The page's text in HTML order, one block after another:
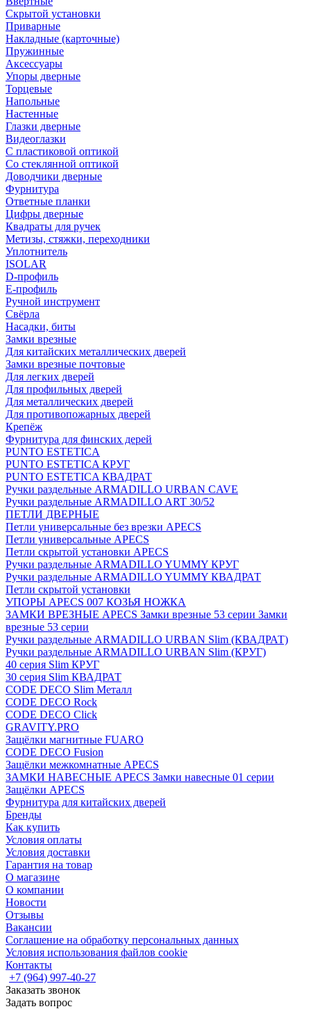
Скрытой установки
Приварные
Накладные (карточные)
Пружинные
Аксессуары
Упоры дверные
Торцевые
Напольные
Настенные
Глазки дверные
Видеоглазки
С пластиковой оптикой
Со стеклянной оптикой
Доводчики дверные
Фурнитура
Ответные планки
Цифры дверные
Квадраты для ручек
Метизы, стяжки, переходники
Уплотнитель
ISOLAR
D-профиль
Е-профиль
Ручной инструмент
Свёрла
Насадки, биты
Замки врезные
Для китайских металлических дверей
Замки врезные почтовые
Для легких дверей
Для профильных дверей
Для металлических дверей
Для противопожарных дверей
Крепёж
Фурнитура для финских дерей
PUNTO ESTETICA
PUNTO ESTETICA КРУГ
PUNTO ESTETICA КВАДРАТ
Ручки раздельные ARMADILLO URBAN CAVE
Ручки раздельные ARMADILLO ART 30/52
ПЕТЛИ ДВЕРНЫЕ
Петли универсальные без врезки APECS
Петли универсальные APECS
Петли скрытой установки APECS
Ручки раздельные ARMADILLO YUMMY КРУГ
Ручки раздельные ARMADILLO YUMMY КВАДРАТ
Петли скрытой установки
УПОРЫ APECS 007 КОЗЬЯ НОЖКА
ЗАМКИ ВРЕЗНЫЕ APECS Замки врезные 53 серии Замки
врезные 53 серии
Ручки раздельные ARMADILLO URBAN Slim (КВАДРАТ)
Ручки раздельные ARMADILLO URBAN Slim (КРУГ)
40 серия Slim КРУГ
30 серия Slim КВАДРАТ
CODE DECO Slim Металл
CODE DECO Rock
CODE DECO Click
GRAVITY.PRO
Защёлки магнитные FUARO
CODE DECO Fusion
Защёлки межкомнатные APECS
ЗАМКИ НАВЕСНЫЕ APECS Замки навесные 01 серии
Защёлки APECS
Фурнитура для китайских дверей
Бренды
Как купить
Условия оплаты
Условия доставки
Гарантия на товар
О магазине
О компании
Новости
Отзывы
Вакансии
Соглашение на обработку персональных данных
Условия использования файлов cookie
Контакты
+7 (964) 997-40-27
Заказать звонок
Задать вопрос